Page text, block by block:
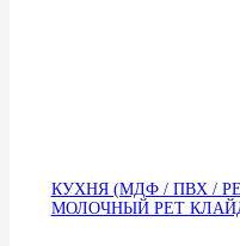
КУХНЯ (МДФ / ПВХ /
МОЛОЧНЫЙ PET